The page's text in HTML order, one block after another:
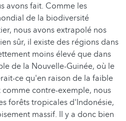
avons fait. Comme les
de la biodiversité
nous avons extrapolé nos
sûr, il existe des régions dans
moins élevé que dans
de la Nouvelle-Guinée, où le
ce qu'en raison de la faible
contre-exemple, nous
forêts tropicales d'Indonésie,
massif. Il y a donc bien